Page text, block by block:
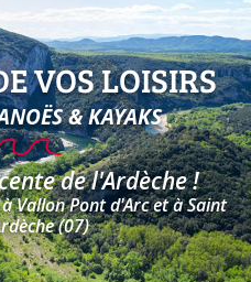
VOS LOISIRS
& KAYAKS
de l'Ardèche !
Vallon Pont d'Arcet à Saint
(07)